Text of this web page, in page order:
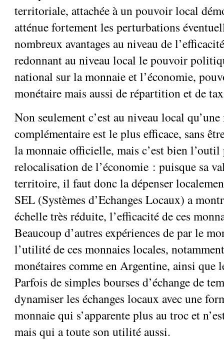
territoriale, attachée à un pouvoir local
atténue fortement les perturbations
nombreux avantages au niveau de
redonnant au niveau local le pouvoir
national sur la monnaie et l’économie,
monétaire mais aussi de répartition et de
Non seulement c’est au niveau local
complémentaire est le plus efficace, sans
la monnaie officielle, mais c’est bien
relocalisation de l’économie : puisque sa
territoire, il faut donc la dépenser
SEL (Systèmes d’Echanges Locaux) a
échelle très réduite, l’efficacité de ces
Beaucoup d’autres expériences de par le
l’utilité de ces monnaies locales,
monétaires comme en Argentine, ainsi que
Parfois de simples bourses d’échange de
dynamiser les échanges locaux avec une
monnaie qui s’apparente plus au troc et
mais qui a toute son utilité aussi.